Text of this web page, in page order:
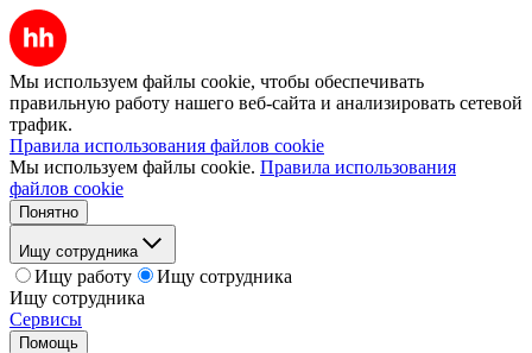
Мы используем файлы cookie, чтобы обеспечивать
правильную работу нашего веб-сайта и анализировать сетевой
трафик.
Правила использования файлов cookie
Мы используем файлы cookie. Правила использования
файлов cookie
Понятно
Ищу сотрудника
Ищу работу
Ищу сотрудника
Ищу сотрудника
Сервисы
Помощь